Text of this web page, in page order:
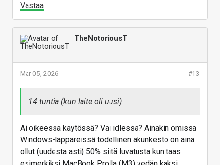
Vastaa
TheNotoriousT
#13
Mar 05, 2026
14 tuntia (kun laite oli uusi)
Ai oikeessa käytössä? Vai idlessä? Ainakin omissa
Windows-läppäreissä todellinen akunkesto on aina
ollut (uudesta asti) 50% siitä luvatusta kun taas
esimerkiksi MacBook Prolla (M3) vedän kaksi